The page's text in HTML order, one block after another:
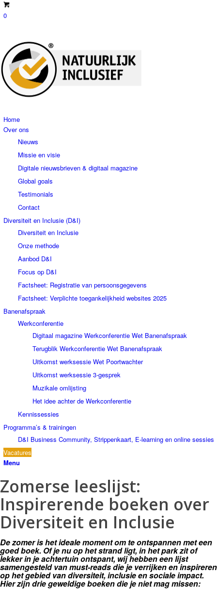
0
Home
Over ons
Nieuws
Missie en visie
Digitale nieuwsbrieven & digitaal magazine
Global goals
Testimonials
Contact
Diversiteit en Inclusie (D&I)
Diversiteit en Inclusie
Onze methode
Aanbod D&I
Focus op D&I
Factsheet: Registratie van persoonsgegevens
Factsheet: Verplichte toegankelijkheid websites 2025
Banenafspraak
Werkconferentie
Digitaal magazine Werkconferentie Wet Banenafspraak
Terugblik Werkconferentie Wet Banenafspraak
Uitkomst werksessie Wet Poortwachter
Uitkomst werksessie 3-gesprek
Muzikale omlijsting
Het idee achter de Werkconferentie
Kennissessies
Programma’s & trainingen
D&I Business Community, Strippenkaart, E-learning en online sessies
Vacatures
Menu
Zomerse leeslijst:
Inspirerende boeken over
Diversiteit en Inclusie
De zomer is het ideale moment om te ontspannen met een
goed boek. Of je nu op het strand ligt, in het park zit of
lekker in je achtertuin ontspant, wij hebben een lijst
samengesteld van must-reads die je verrijken en inspireren
op het gebied van diversiteit, inclusie en sociale impact.
Hier zijn drie geweldige boeken die je niet mag missen: